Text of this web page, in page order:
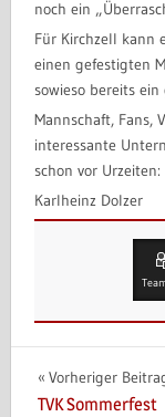
noch ein
Für Kirchzell kann
einen gefestigten
sowieso bereits
Mannschaft, Fans,
interessante
schon vor
Karlheinz Dolzer
Vorheriger
TVK Sommerfest